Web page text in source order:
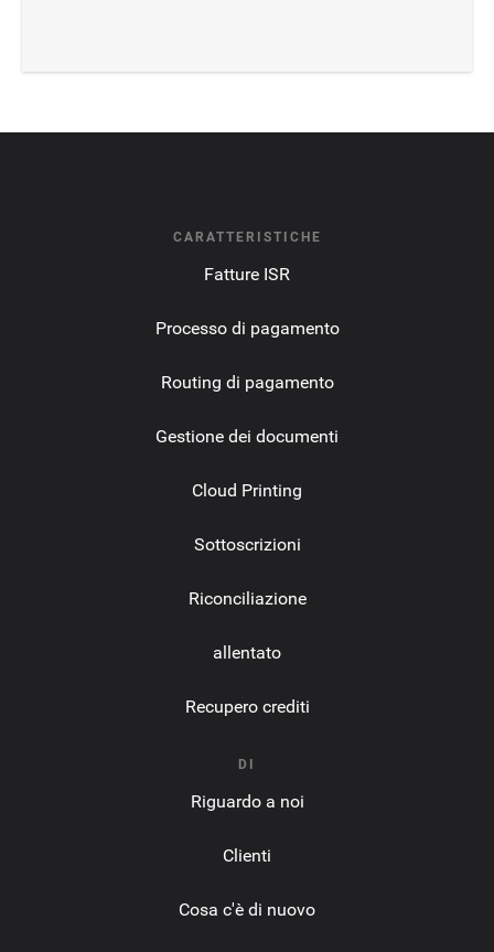
CARATTERISTICHE
Fatture ISR
Processo di pagamento
Routing di pagamento
Gestione dei documenti
Cloud Printing
Sottoscrizioni
Riconciliazione
allentato
Recupero crediti
DI
Riguardo a noi
Clienti
Cosa c'è di nuovo